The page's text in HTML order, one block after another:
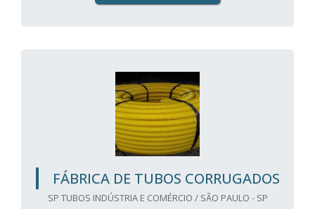
FÁBRICA DE TUBOS CORRUGADOS
SP TUBOS INDÚSTRIA E COMÉRCIO / SÃO PAULO - SP